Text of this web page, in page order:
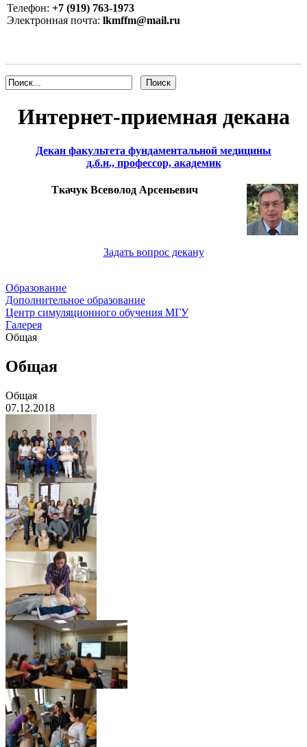
Телефон: +7 (919) 763-1973
Электронная почта: lkmffm@mail.ru
Интернет-приемная декана
Декан факультета фундаментальной медицины
д.б.н., профессор, академик
Ткачук Всеволод Арсеньевич
Задать вопрос декану
Образование
Дополнительное образование
Центр симуляционного обучения МГУ
Галерея
Общая
Общая
Общая
07.12.2018